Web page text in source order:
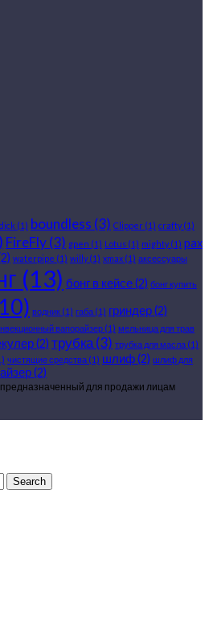
(1) boundless (3) Clipper (1) crafty(1)
FireFly(3) gpen (1) Lotus (1) mighty(1) pax
waterpipe (1) willy(1) xmax (1) аксессуары
(13) бонг в кейсе(2) бонг купить
водник (1) габа (1) гриндер(2)
вапорайзер (1) мельница для трав
(2) трубка(3) трубка для масла (1)
чистящие средства (1) шлиф(2) шлиф для
(2)
предназначенный для продажи лицам
Search